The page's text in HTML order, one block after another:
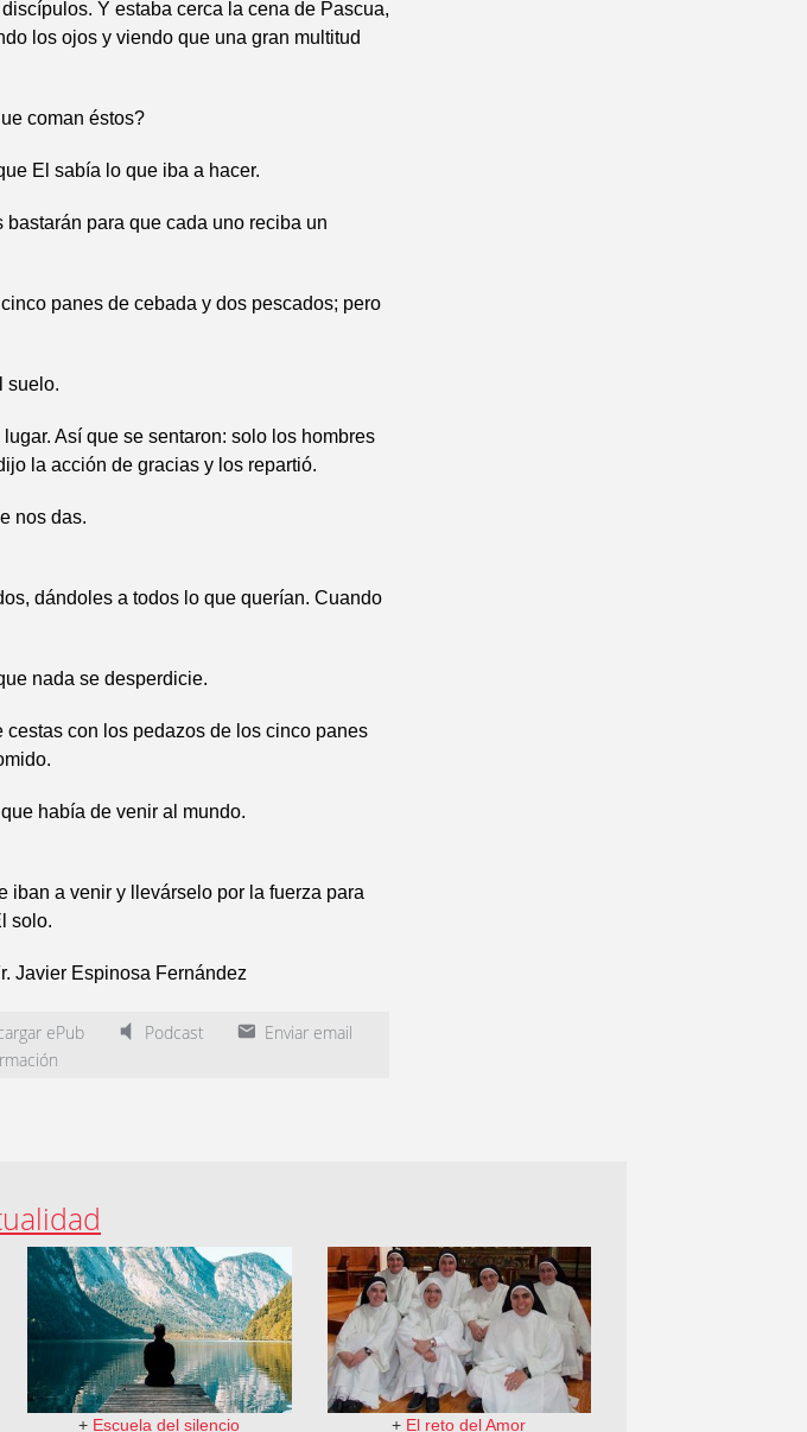
Y estaba cerca la cena de Pascua,
los ojos y viendo que una gran multitud
coman éstos?
El sabía lo que iba a hacer.
para que cada uno reciba un
panes de cebada y dos pescados; pero
suelo.
Así que se sentaron: solo los hombres
la acción de gracias y los repartió.
nos das.
dándoles a todos lo que querían. Cuando
nada se desperdicie.
con los pedazos de los cinco panes
había de venir al mundo.
iban a venir y llevárselo por la fuerza para
solo.
Javier Espinosa Fernández
ePub Podcast
Enviar email
+ Escuela del silencio + El reto del Amor